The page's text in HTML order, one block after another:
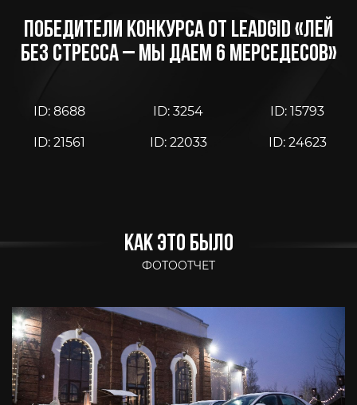
ПОБЕДИТЕЛИ КОНКУРСА ОТ LEADGID«ЛЕЙ
БЕЗ СТРЕССА – МЫ ДАЕМ 6 МЕРСЕДЕСОВ»
ID: 8688 ID: 3254 ID: 15793
ID: 21561 ID: 22033 ID: 24623
КАК ЭТО БЫЛО
ФОТООТЧЕТ